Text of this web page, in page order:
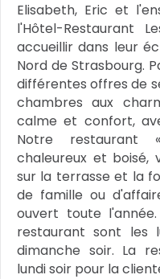
Elisabeth, Eric et
l'Hôtel-Restaurant
accueillir dans leur
Nord de Strasbourg.
différentes offres de
chambres aux
calme et confort,
Notre restaurant
chaleureux et boisé,
sur la terrasse et la
de famille ou
ouvert toute
restaurant sont les
dimanche soir. La
lundi soir pour la